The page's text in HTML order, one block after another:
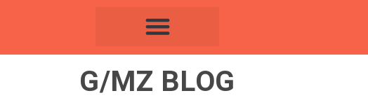
G/MZ BLOG